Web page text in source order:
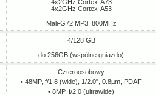
4x2GHz Cortex-A73
4x2GHz Cortex-A53
Mali-G72 MP3, 800MHz
4/128 GB
do 256GB (wspólne gniazdo)
Czteroosobowy
• 48MP, f/1.8 (wide), 1/2.0", 0.8µm, PDAF
• 8MP, f/2.0 (ultrawide)